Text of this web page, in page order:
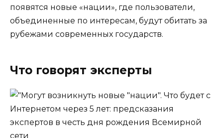
появятся новые «нации», где пользователи,
объединенные по интересам, будут обитать за
рубежами современных государств.
Что говорят эксперты